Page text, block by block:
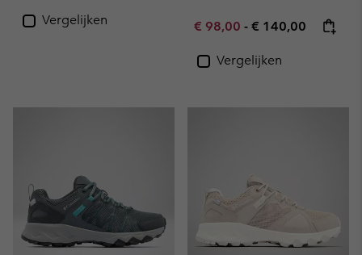
Vergelijken Minimum sale price:
€ 98,00 - Maximum price:
€ 140,00
Vergelijken